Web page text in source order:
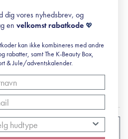
DANMARK
dig vores nyhedsbrev, og
en velkomst rabatkode 💖
kan ikke kombineres med andre
rabatter, samt The K-Beauty Box,
& Jule/adventskalender.